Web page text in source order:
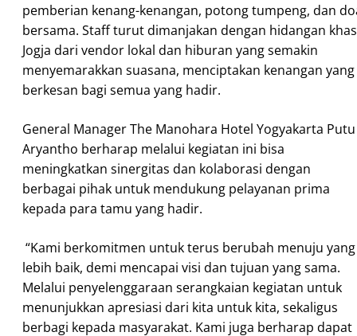
pemberian kenang-kenangan, potong tumpeng, dan
bersama. Staff turut dimanjakan dengan hidangan khas
Jogja dari vendor lokal dan hiburan yang semakin
menyemarakkan suasana, menciptakan kenangan yang
berkesan bagi semua yang hadir.
General Manager The Manohara Hotel Yogyakarta Putu
Aryantho berharap melalui kegiatan ini bisa
meningkatkan sinergitas dan kolaborasi dengan
berbagai pihak untuk mendukung pelayanan prima
kepada para tamu yang hadir.
“Kami berkomitmen untuk terus berubah menuju yang
lebih baik, demi mencapai visi dan tujuan yang sama.
Melalui penyelenggaraan serangkaian kegiatan untuk
menunjukkan apresiasi dari kita untuk kita, sekaligus
berbagi kepada masyarakat. Kami juga berharap dapat